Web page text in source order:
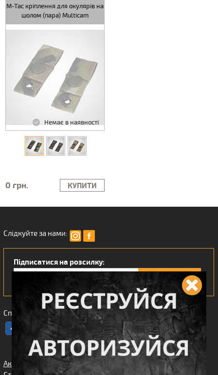
M-Tac кріплення для окулярів на
шолом (пара) Multicam
Немає в наявності
0 грн. КУПИТИ
Слідкуйте за нами:
Підписатися на розсилку:
Сподобався наш інтернет магазин?
Акції
Спорядження
Про нас